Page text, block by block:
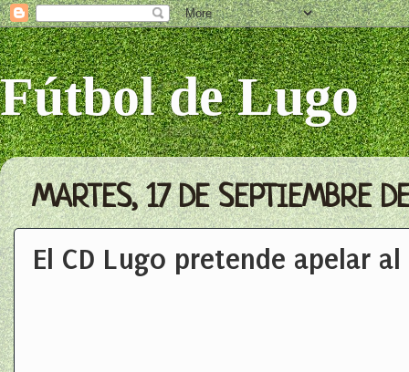
Fútbol de Lugo
MARTES, 17 DE SEPTIEMBRE
El CD Lugo pretende apelar